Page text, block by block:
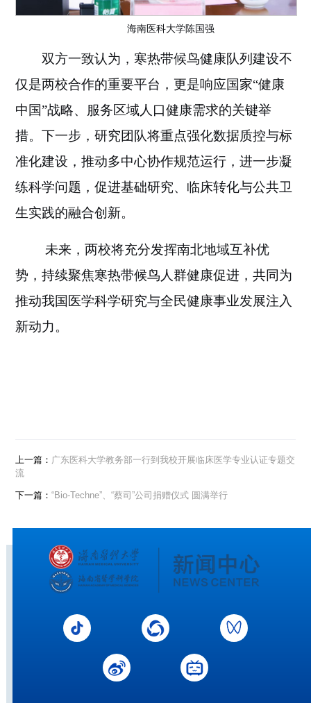
海南医科大学陈国强
双方一致认为，寒热带候鸟健康队列建设不
仅是两校合作的重要平台 ，更是响应国家“健康
中国”战略、服务区域人口健康需求的关键举
措。下一步，研究团队将重点强化数据质控与标
准化建设 ，推动多中心协作规范运行，进一步凝
练科学问题，促进基础研究、临床转化与公共卫
生实践的融合创新。
未来，两校将充分发挥南北地域互补优
势，持续聚焦寒热带候鸟人群健康促进，共同为
推动我国医学科学研究与全民健康事业发展注入
新动力。
上一篇： 广东医科大学教务部一行到我校开展临床医学专业认证专题交
流
下一篇：“Bio-Techne”、“蔡司”公司捐赠仪式 圆满举行